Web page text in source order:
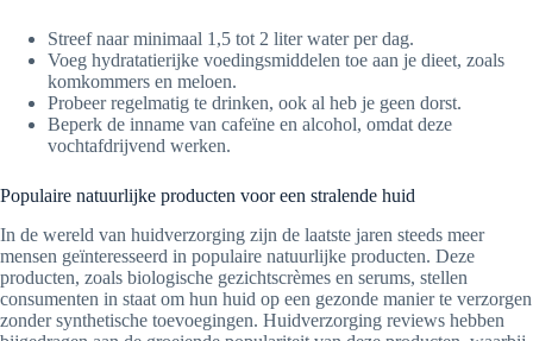
Streef naar minimaal 1,5 tot 2 liter water per dag.
Voeg hydratatierijke voedingsmiddelen toe aan je dieet, zoals
komkommers en meloen.
Probeer regelmatig te drinken, ook al heb je geen dorst.
Beperk de inname van cafeïne en alcohol, omdat deze
vochtafdrijvend werken.
Populaire natuurlijke producten voor een stralende huid
In de wereld van huidverzorging zijn de laatste jaren steeds meer
mensen geïnteresseerd in populaire natuurlijke producten. Deze
producten, zoals biologische gezichtscrèmes en serums, stellen
consumenten in staat om hun huid op een gezonde manier te verzorgen
zonder synthetische toevoegingen. Huidverzorging reviews hebben